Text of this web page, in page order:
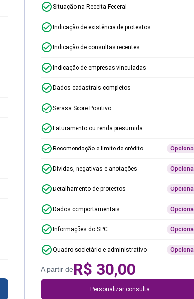
Situação na Receita Federal
Indicação de existência de protestos
Indicação de consultas recentes
Indicação de empresas vinculadas
Dados cadastrais completos
Serasa Score Positivo
Faturamento ou renda presumida
Recomendação e limite de crédito Opcional
Dívidas, negativas e anotações Opcional
Detalhamento de protestos Opcional
Dados comportamentais Opcional
Informações do SPC Opcional
Quadro societário e administrativo Opcional
A partir deR$ 30,00
Personalizar consulta